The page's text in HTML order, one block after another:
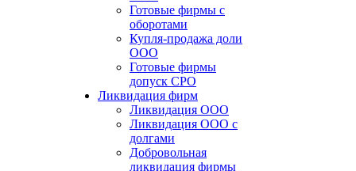
Готовые фирмы с
оборотами
Купля-продажа доли
ООО
Готовые фирмы
допуск СРО
Ликвидация фирм
Ликвидация ООО
Ликвидация ООО с
долгами
Добровольная
ликвидация фирмы